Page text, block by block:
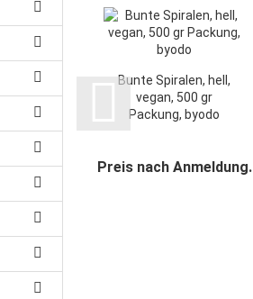
Bunte Spiralen, hell,
vegan, 500 gr
Packung, byodo
Preis nach Anmeldung.